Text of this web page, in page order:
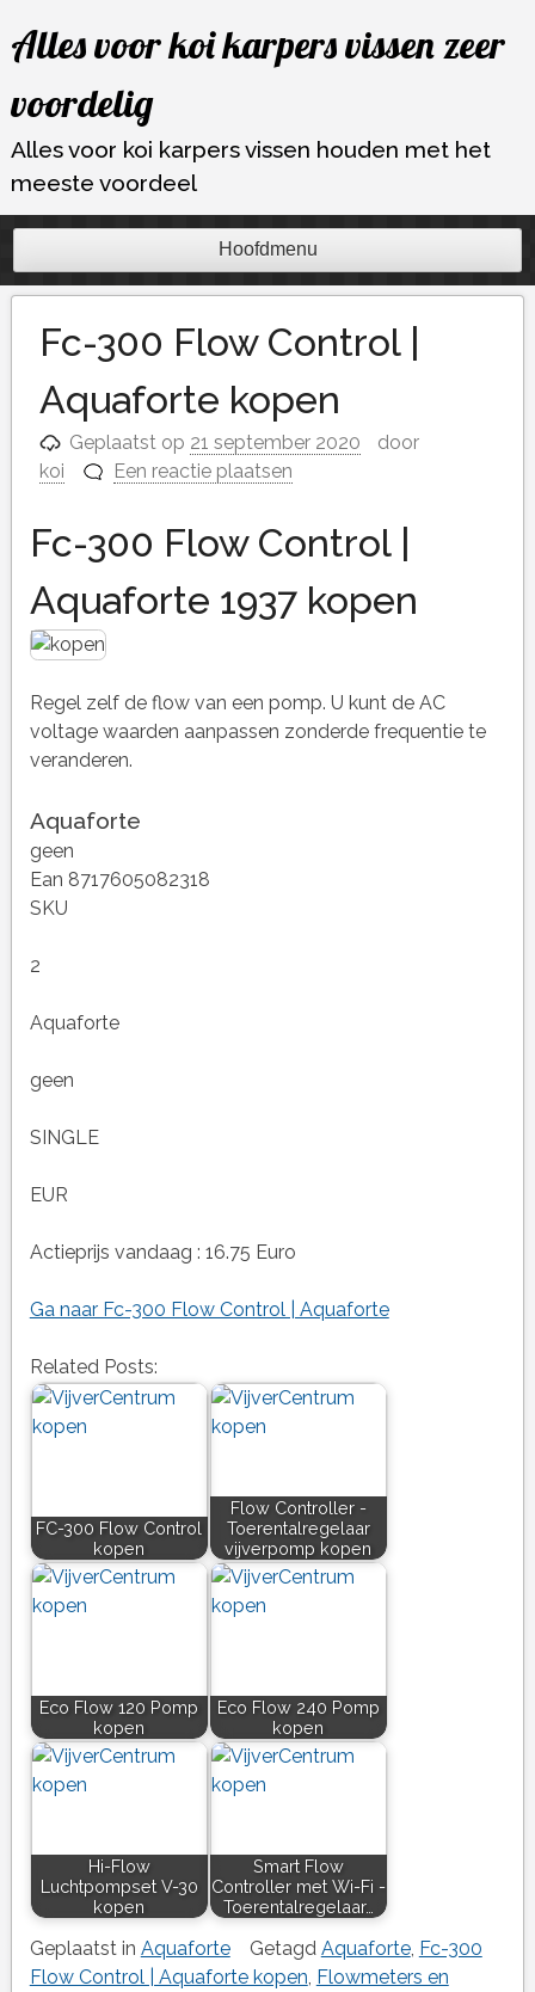
naar
inhoud
Alles voor koi karpers vissen zeer
voordelig
Alles voor koi karpers vissen houden met het
meeste voordeel
Hoofdmenu
Fc-300 Flow Control |
Aquaforte kopen
Geplaatst op 21 september 2020
door
koi
Een reactie plaatsen
Fc-300 Flow Control |
Aquaforte 1937 kopen
Regel zelf de flow van een pomp. U kunt de AC
voltage waarden aanpassen zonderde frequentie te
veranderen.
Aquaforte
geen
Ean 8717605082318
SKU
2
Aquaforte
geen
SINGLE
EUR
Actieprijs vandaag : 16.75 Euro
Ga naar Fc-300 Flow Control | Aquaforte
Related Posts:
FC-300 Flow Control
kopen
Flow Controller -
Toerentalregelaar
vijverpomp kopen
Eco Flow 120 Pomp
kopen
Eco Flow 240 Pomp
kopen
Hi-Flow
Luchtpompset V-30
kopen
Smart Flow
Controller met Wi-Fi -
Toerentalregelaar…
Geplaatst in Aquaforte Getagd Aquaforte, Fc-300
Flow Control | Aquaforte kopen Flowmeters en